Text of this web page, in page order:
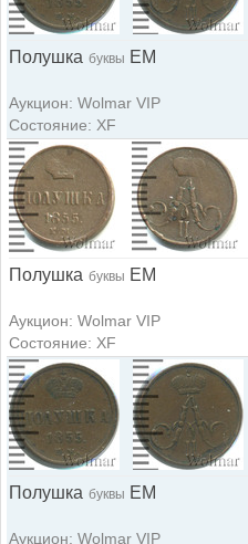
Полушка буквы ЕМ
Аукцион: Wolmar VIP
Состояние: XF
Полушка буквы ЕМ
Аукцион: Wolmar VIP
Состояние: XF
Полушка буквы ЕМ
Аукцион: Wolmar VIP